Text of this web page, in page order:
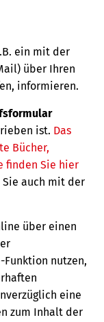
ein mit der
über Ihren
informieren.
ist. Das
Bücher,
finden Sie hier
Sie auch mit der
über einen
Funktion nutzen,
eine
zum Inhalt der